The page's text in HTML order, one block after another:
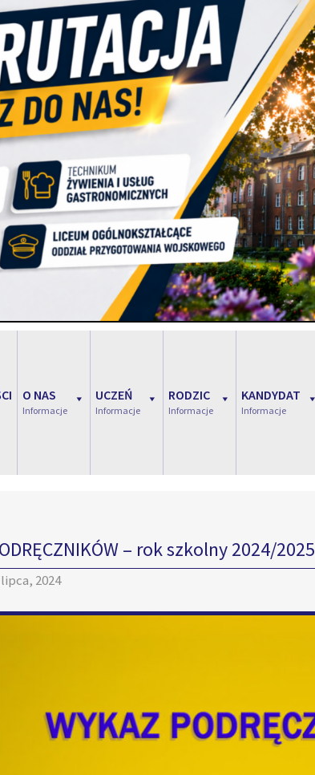
O NAS
Informacje
UCZEŃ
Informacje
RODZIC
Informacje
KANDYDAT
Informacje
– rok szkolny 2024/2025
2024